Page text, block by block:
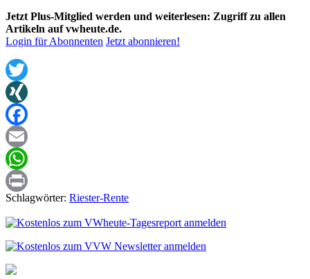
Jetzt Plus-Mitglied werden und weiterlesen: Zugriff zu allen
Artikeln auf vwheute.de.
Login für Abonnenten Jetzt abonnieren!
Twitter
XING
Facebook
Email
WhatsApp
Print
Schlagwörter: Riester-Rente